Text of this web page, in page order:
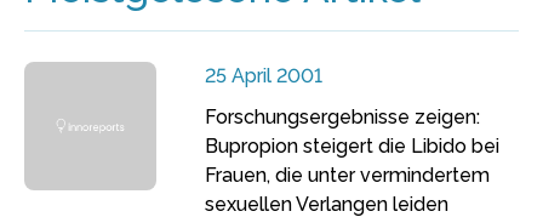
25 April 2001
Forschungsergebnisse zeigen:
Bupropion steigert die Libido bei
Frauen, die unter vermindertem
sexuellen Verlangen leiden